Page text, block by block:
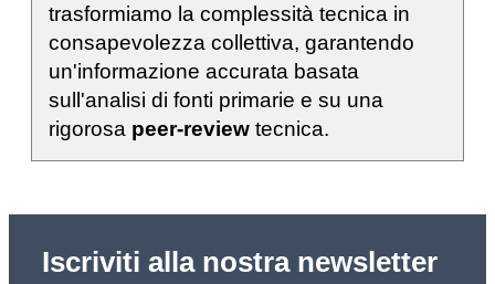
trasformiamo la complessità tecnica in
consapevolezza collettiva, garantendo
un'informazione accurata basata
sull'analisi di fonti primarie e su una
rigorosa peer-review tecnica.
Iscriviti alla nostra newsletter